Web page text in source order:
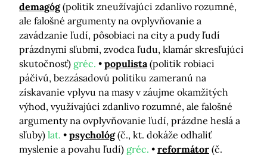
demagóg (politik zneužívajúci zdanlivo rozumné,
ale falošné argumenty na ovplyvňovanie a
zavádzanie ľudí, pôsobiaci na city a pudy ľudí
prázdnymi sľubmi, zvodca ľudu, klamár skresľujúci
skutočnosť) gréc. populista (politik robiaci
páčivú, bezzásadovú politiku zameranú na
získavanie vplyvu na masy v záujme okamžitých
výhod, využívajúci zdanlivo rozumné, ale falošné
argumenty na ovplyvňovanie ľudí, prázdne heslá a
sľuby) lat. psychológ (č., kt. dokáže odhaliť
myslenie a povahu ľudí) gréc. reformátor (č.